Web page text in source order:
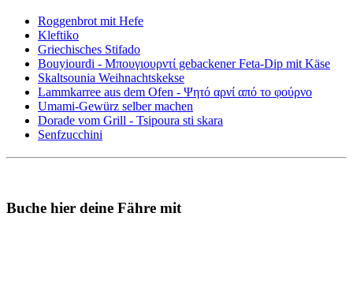
Roggenbrot mit Hefe
Kleftiko
Griechisches Stifado
Bouyiourdi - Μπουγιουρντί gebackener Feta-Dip mit Käse
Skaltsounia Weihnachtskekse
Lammkarree aus dem Ofen - Ψητό αρνί από το φούρνο
Umami-Gewürz selber machen
Dorade vom Grill - Tsipoura sti skara
Senfzucchini
Buche hier deine Fähre mit